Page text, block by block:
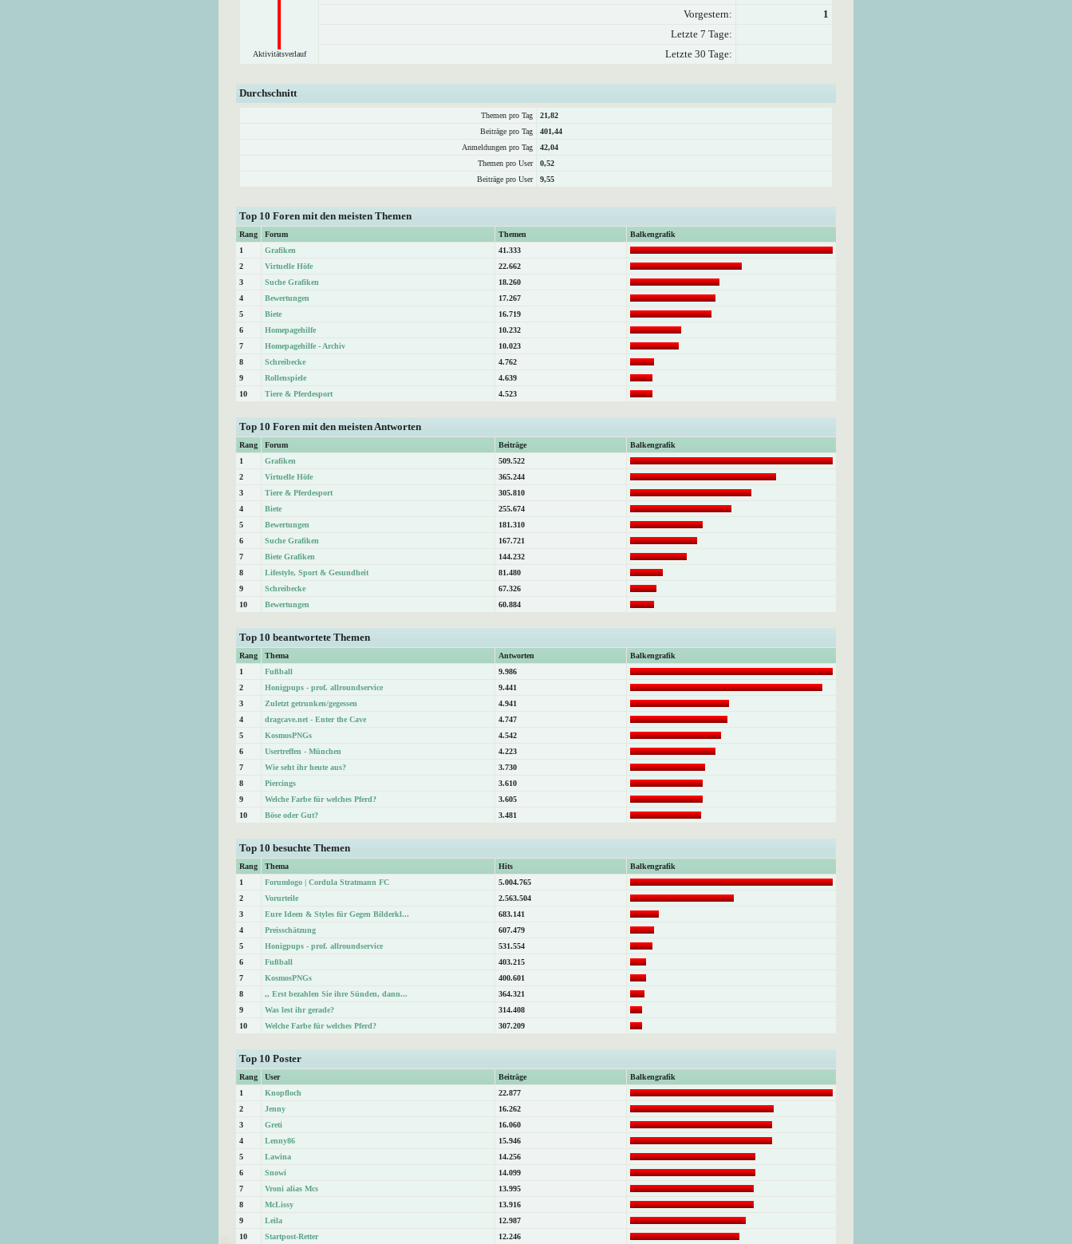
Aktivitätsverlauf
Vorgestern:
1
Letzte 7 Tage:
Letzte 30 Tage:
Durchschnitt
Themen pro Tag
21,82
Beiträge pro Tag
401,44
Anmeldungen pro Tag
42,04
Themen pro User
0,52
Beiträge pro User
9,55
Top 10 Foren mit den meisten Themen
Rang Forum Themen
Balkengrafik
1
Grafiken
41.333
2
Virtuelle Höfe
22.662
3
Suche Grafiken
18.260
4
Bewertungen
17.267
5
Biete
16.719
6
Homepagehilfe
10.232
7
Homepagehilfe - Archiv
10.023
8
Schreibecke
4.762
9
Rollenspiele
4.639
10
Tiere & Pferdesport 4.523
Top 10 Foren mit den meisten Antworten
Rang Forum Beiträge
Balkengrafik
1
Grafiken
509.522
2
Virtuelle Höfe
365.244
3
Tiere & Pferdesport
305.810
4
Biete
255.674
5
Bewertungen
181.310
6
Suche Grafiken
167.721
7
Biete Grafiken
144.232
8
Lifestyle, Sport & Gesundheit
81.480
9
Schreibecke
67.326
10
Bewertungen 60.884
Top 10 beantwortete Themen
Rang Thema Antworten
Balkengrafik
1
Fußball
9.986
2
Honigpups - prof. allroundservice
9.441
3
Zuletzt getrunken/gegessen
4.941
4
dragcave.net - Enter the Cave
4.747
5
KosmosPNGs
4.542
6
Usertreffen - München
4.223
7
Wie seht ihr heute aus?
3.730
8
Piercings
3.610
9
Welche Farbe für welches Pferd?
3.605
10
Böse oder Gut? 3.481
Top 10 besuchte Themen
Rang Thema Hits
Balkengrafik
1
Forumlogo | Cordula Stratmann FC
5.004.765
2
Vorurteile
2.563.504
3
Eure Ideen & Styles für Gegen Bilderkl...
683.141
4
Preisschätzung
607.479
5
Honigpups - prof. allroundservice
531.554
6
Fußball
403.215
7
KosmosPNGs
400.601
8
,, Erst bezahlen Sie ihre Sünden, dann...
364.321
9
Was lest ihr gerade?
314.408
10
Welche Farbe für welches Pferd? 307.209
Top 10 Poster
Rang User Beiträge
Balkengrafik
1
Knopfloch
22.877
2
Jenny
16.262
3
Greti
16.060
4
Lenny86
15.946
5
Lawina
14.256
6
Snowi
14.099
7
Vroni alias Mcs
13.995
8
McLissy
13.916
9
Leila
12.987
10
Startpost-Retter 12.246